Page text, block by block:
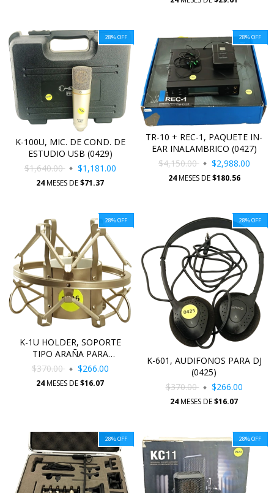
28%OFF
K-100U, MIC. DE COND. DE
ESTUDIO USB (0429)
$1,640.00
$1,181.00
24MESES DE$71.37
28%OFF
TR-10 + REC-1, PAQUETE IN-
EAR INALAMBRICO (0427)
$4,150.00
$2,988.00
24MESES DE$180.56
28%OFF
K-1U HOLDER, SOPORTE
TIPO ARAÑA PARA
MICRÓFONOS (0426)
$370.00 $266.00
24MESES DE$16.07
28%OFF
K-601, AUDIFONOS PARA DJ
(0425)
$370.00
$266.00
24MESES DE$16.07
28%OFF 28%OFF